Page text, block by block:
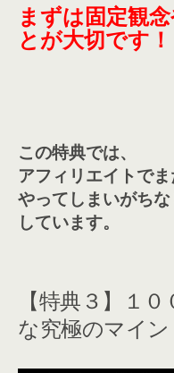
まずは固定観
とが大切です！
この特典では、
アフィリエイトで
やってしまいがち
しています。
【特典３】１
な究極のマイ